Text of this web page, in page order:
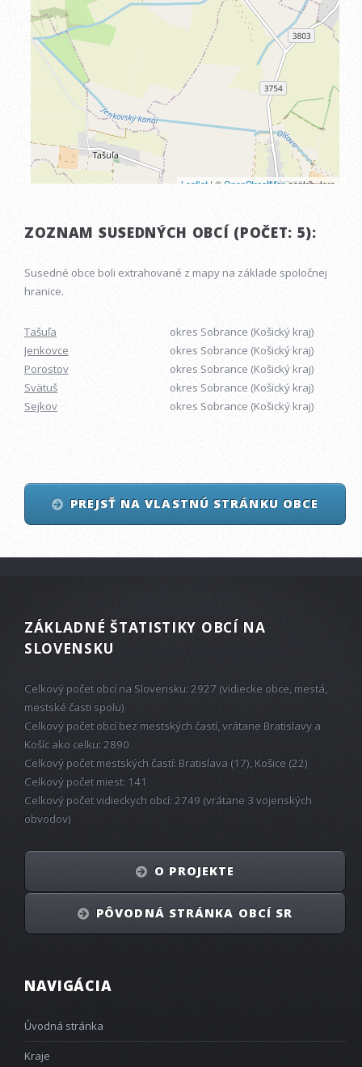
ZOZNAM SUSEDNÝCH OBCÍ (POČET: 5):
Susedné obce boli extrahované z mapy na základe spoločnej
hranice.
Tašuľa
okres Sobrance (Košický kraj)
Jenkovce
okres Sobrance (Košický kraj)
Porostov
okres Sobrance (Košický kraj)
Svätuš
okres Sobrance (Košický kraj)
Sejkov
okres Sobrance (Košický kraj)
PREJSŤ NA VLASTNÚ STRÁNKU OBCE
NAVIGÁCIA
Úvodná stránka
Kraje
ZÁKLADNÉ ŠTATISTIKY OBCÍ NA
SLOVENSKU
Celkový počet obcí na Slovensku: 2927 (vidiecke obce, mestá,
mestské časti spolu)
Celkový počet obcí bez mestských častí, vrátane Bratislavy a
Košíc ako celku: 2890
Celkový počet mestských častí: Bratislava (17), Košice (22)
Celkový počet miest: 141
Celkový počet vidieckych obcí: 2749 (vrátane 3 vojenských
obvodov)
O PROJEKTE
PÔVODNÁ STRÁNKA OBCÍ SR